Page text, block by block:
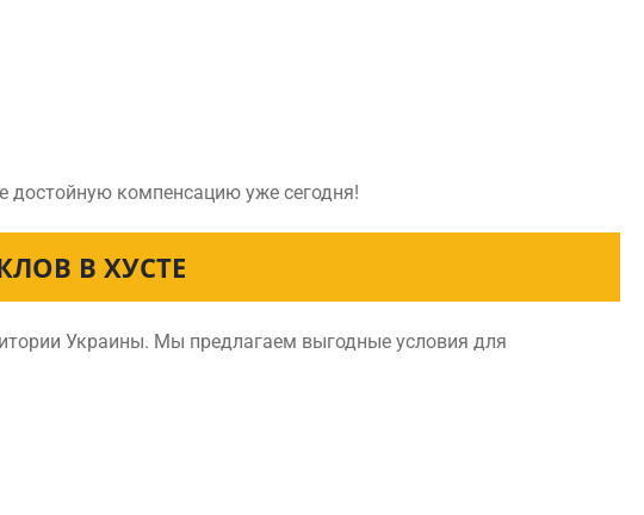
достойную компенсацию уже сегодня!
В ХУСТЕ
Украины. Мы предлагаем выгодные условия для